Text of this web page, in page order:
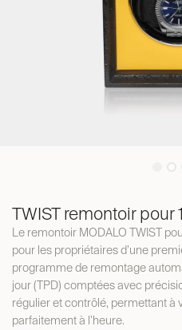
TWIST remontoir pour
Le remontoir MODALO TWIST
pour les propriétaires d’une
programme de remontage
jour (TPD) comptées avec
régulier et contrôlé, permettant à
parfaitement à l’heure.